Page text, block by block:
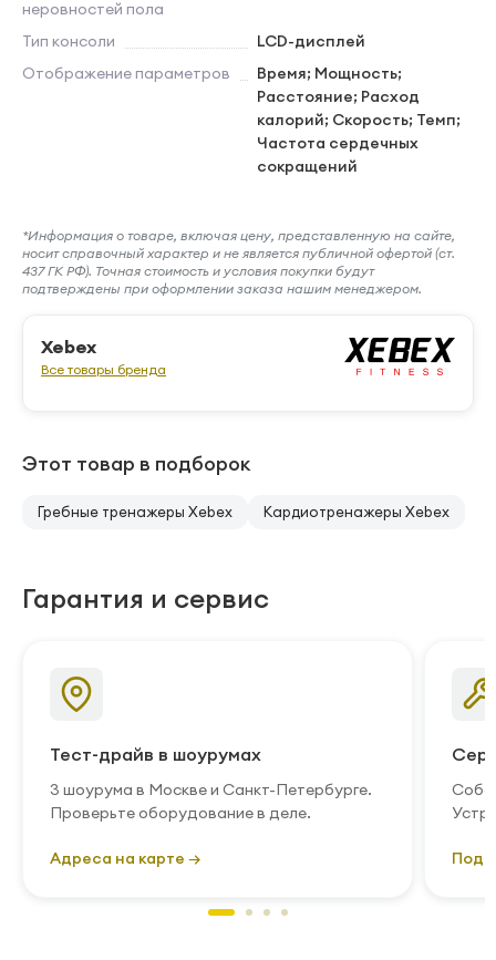
неровностей пола
Тип консоли
LCD-дисплей
Отображение параметров
Время; Мощность;
Расстояние; Расход
калорий; Скорость; Темп;
Частота сердечных
сокращений
*Информация о товаре, включая цену, представленную на сайте,
носит справочный характер и не является публичной офертой (ст.
437 ГК РФ). Точная стоимость и условия покупки будут
подтверждены при оформлении заказа нашим менеджером.
Xebex
Все товары бренда
Этот товар в подборок
Гребные тренажеры Xebex Кардиотренажеры Xebex
Гарантия и сервис
Тест-драйв в шоурумах
3 шоурума в Москве и Санкт-Петербурге.
Проверьте оборудование в деле.
Адреса на карте →